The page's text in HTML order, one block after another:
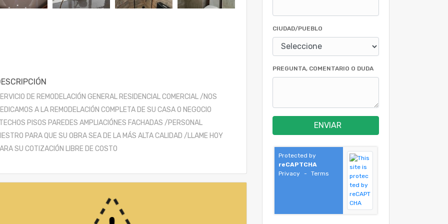
DE REMODELACIÓN GENERAL RESIDENCIAL COMERCIAL /NOS
A LA REMODELACIÓN COMPLETA DE SU CASA O NEGOCIO
PISOS PAREDES AMPLIACIÓNES FACHADAS /PERSONAL
PARA QUE SU OBRA SEA DE LA MÁS ALTA CALIDAD /LLAME HOY
SU COTIZACIÓN LIBRE DE COSTO
CIUDAD/PUEBLO
PREGUNTA, COMENTARIO O DUDA
ENVIAR
Protected by
reCAPTCHA
Privacy
- Terms